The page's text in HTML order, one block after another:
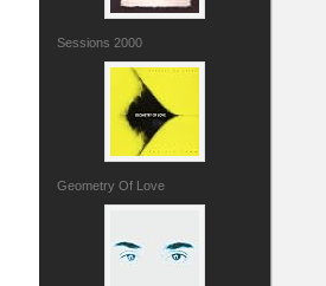
Sessions 2000
Geometry Of Love